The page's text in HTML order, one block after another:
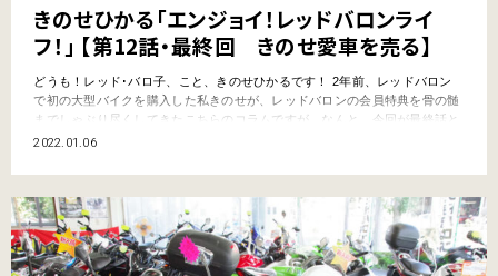
きのせひかる「エンジョイ！レッドバロンライ
フ！」 【第12話・最終回 きのせ愛車を売る】
どうも！レッド･バロ子、こと、きのせひかるです！ 2年前、レッドバロン
で初の大型バイクを購入した私きのせが、レッドバロンの会員特典を骨の髄
までしゃぶり尽くしてきたこちらのコラムですが、なんと、今回が最終話と
なります。しかも最後のテーマは『きのせ、バイクを売る！！！』 という
ました。そして、妊娠中の運転によるリス…
2022.01.06